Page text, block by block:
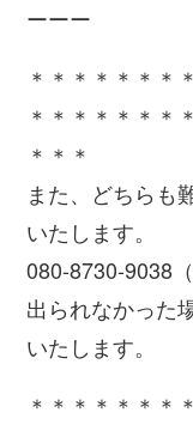
ーーー
＊＊＊＊＊＊＊
＊＊＊＊＊＊＊
＊＊＊
また、どちらも
いたします。
080-8730-9038
出られなかった
いたします。
＊＊＊＊＊＊＊